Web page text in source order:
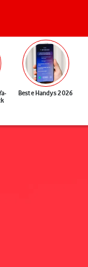
Beste Handys 2026